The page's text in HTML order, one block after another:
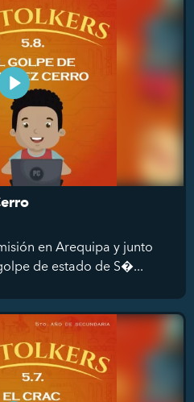
en Arequipa y junto
de estado de S�...